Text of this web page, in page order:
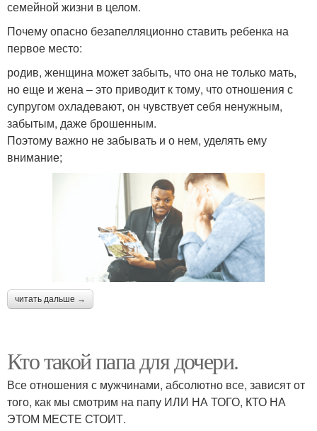
семейной жизни в целом.
Почему опасно безапелляционно ставить ребенка на
первое место:
родив, женщина может забыть, что она не только мать,
но еще и жена – это приводит к тому, что отношения с
супругом охладевают, он чувствует себя ненужным,
забытым, даже брошенным.
Поэтому важно не забывать и о нем, уделять ему
внимание;
читать дальше →
Кто такой папа для дочери.
Все отношения с мужчинами, абсолютно все, зависят от
того, как мы смотрим на папу ИЛИ НА ТОГО, КТО НА
ЭТОМ МЕСТЕ СТОИТ.